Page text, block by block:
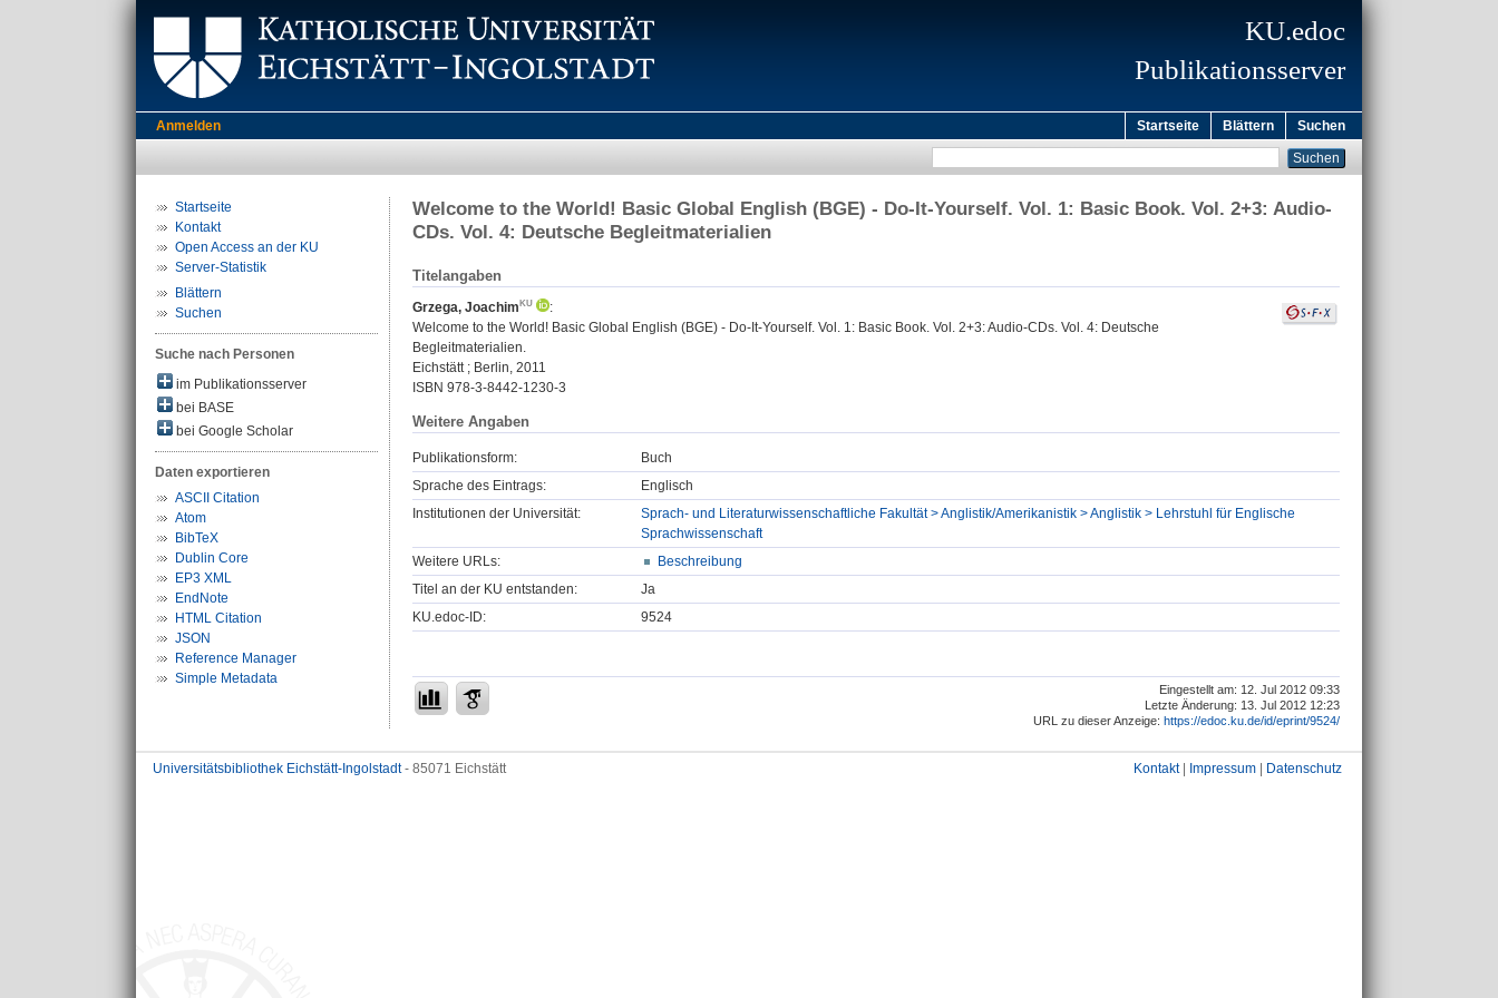
KU.edoc
Publikationsserver
Anmelden Startseite Blättern Suchen
Startseite
Kontakt
Open Access an der KU
Server-Statistik
Blättern
Suchen
Suche nach Personen
im Publikationsserver
bei BASE
bei Google Scholar
Daten exportieren
ASCII Citation
Atom
BibTeX
Dublin Core
EP3 XML
EndNote
HTML Citation
JSON
Reference Manager
Simple Metadata
Welcome to the World! Basic Global English (BGE) - Do-It-Yourself. Vol. 1: Basic Book. Vol. 2+3: Audio-
CDs. Vol. 4: Deutsche Begleitmaterialien
Titelangaben
Grzega, Joachim
:
Welcome to the World! Basic Global English (BGE) - Do-It-Yourself. Vol. 1: Basic Book. Vol. 2+3: Audio-CDs. Vol. 4: Deutsche
Begleitmaterialien.
Eichstätt ; Berlin, 2011
ISBN 978-3-8442-1230-3
Weitere Angaben
Publikationsform:
Buch
Sprache des Eintrags:
Englisch
Institutionen der Universität:
Sprach- und Literaturwissenschaftliche Fakultät > Anglistik/Amerikanistik > Anglistik > Lehrstuhl für Englische
Sprachwissenschaft
Weitere URLs:
Beschreibung
Titel an der KU entstanden:
Ja
KU.edoc-ID:
9524
Eingestellt am: 12. Jul 2012 09:33
Letzte Änderung: 13. Jul 2012 12:23
URL zu dieser Anzeige: https://edoc.ku.de/id/eprint/9524/
Universitätsbibliothek Eichstätt-Ingolstadt- 85071 Eichstätt Kontakt| Impressum Datenschutz